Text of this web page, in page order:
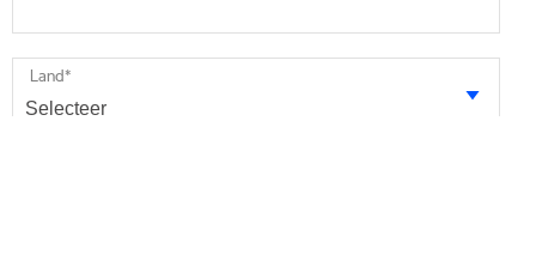
Land*